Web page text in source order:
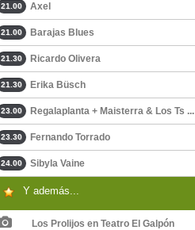
21.00 Axel
21.00 Barajas Blues
21.30 Ricardo Olivera
21.30 Erika Büsch
23.00 Regalaplanta + Maisterra & Los Ts ...
23.30 Fernando Torrado
24.00 Sibyla Vaine
Y además...
Los Prolijos en Teatro El Galpón